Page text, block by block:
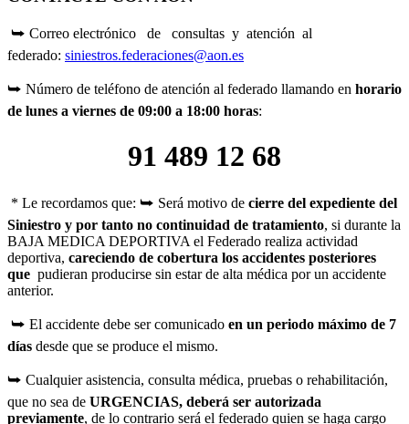
⮩ Correo electrónico de consultas y atención al
federado: siniestros.federaciones@aon.es
⮩ Número de teléfono de atención al federado llamando en horario
de lunes a viernes de 09:00 a 18:00 horas:
91 489 12 68
* Le recordamos que: ⮩ Será motivo de cierre del expediente del
Siniestro y por tanto no continuidad de tratamiento, si durante la
BAJA MEDICA DEPORTIVA el Federado realiza actividad
deportiva, careciendo de cobertura los accidentes posteriores
que pudieran producirse sin estar de alta médica por un accidente
anterior.
⮩ El accidente debe ser comunicado en un periodo máximo de 7
días desde que se produce el mismo.
⮩ Cualquier asistencia, consulta médica, pruebas o rehabilitación,
que no sea de URGENCIAS, deberá ser autorizada
previamente, de lo contrario será el federado quien se haga cargo